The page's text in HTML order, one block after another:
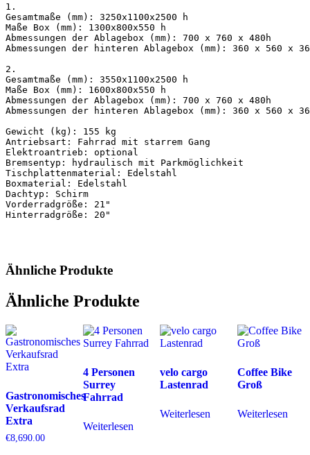
1.
Gesamtmaße (mm):
Maße Box (mm):
Abmessungen der Ablagebox (mm): 700 x 760 x 480h
Abmessungen der hinteren Ablagebox (mm): 360 x 560 x
2.
Gesamtmaße (mm): 3550x1100x2500 h
Maße Box (mm): 1600x800x550 h
Abmessungen der Ablagebox (mm): 700 x 760 x 480h
Gewicht (kg): 155 kg
Antriebsart: Fahrrad mit starrem Gang
Bremsentyp: hydraulisch mit Parkmöglichkeit
Tischplattenmaterial: Edelstahl
Boxmaterial: Edelstahl
Dachtyp: Schirm
Vorderradgröße: 21"
Hinterradgröße: 20"
Ähnliche Produkte
Ähnliche Produkte
Gastronomisches
Verkaufsrad
Extra
€8,690.00
4 Personen
Surrey
Fahrrad
Weiterlesen
velo cargo
Lastenrad
Weiterlesen
Coffee Bike
Groß
Weiterlesen